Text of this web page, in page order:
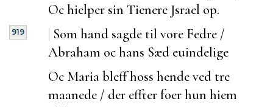
Oc hielper sin Tienere Jsrael op.
|
919
Som hand sagde til vore Fedre /
Abraham oc hans Sæd euindelige
Oc Maria bleff hoss hende ved tre
maanede / der effterfoer hun hiem